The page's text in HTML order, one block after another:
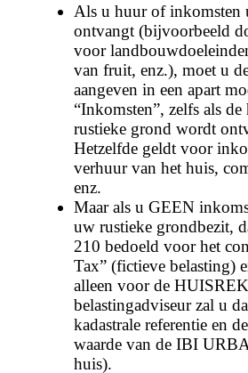
Als u huur of inkomsten
ontvangt (bijvoorbeeld
voor
van fruit, enz.), moet u
aangeven in een apart
“Inkomsten”, zelfs als
rustieke grond wordt
Hetzelfde geldt voor
verhuur van het huis,
enz.
Maar als u GEEN
uw rustieke grondbezit,
210 bedoeld voor het
Tax” (fictieve belasting)
alleen voor de
belastingadviseur zal u
kadastrale referentie en
waarde van de IBI
huis).